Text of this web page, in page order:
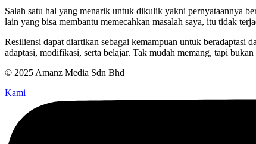
Salah satu hal yang menarik untuk dikulik yakni pernyataannya
lain yang bisa membantu memecahkan masalah saya, itu tidak
Resiliensi dapat diartikan sebagai kemampuan untuk beradaptasi
adaptasi, modifikasi, serta belajar. Tak mudah memang, tapi
© 2025 Amanz Media Sdn Bhd
Kami